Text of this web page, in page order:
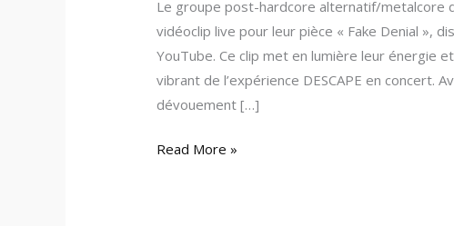
Le groupe post-hardcore alternatif/metalcore
vidéoclip live pour leur pièce « Fake Denial »,
YouTube. Ce clip met en lumière leur énergie
vibrant de l’expérience DESCAPE en concert.
dévouement […]
Read More »